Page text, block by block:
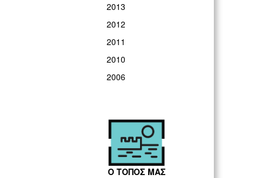
2013
2012
2011
2010
2006
Ο ΤΟΠΟΣ ΜΑΣ